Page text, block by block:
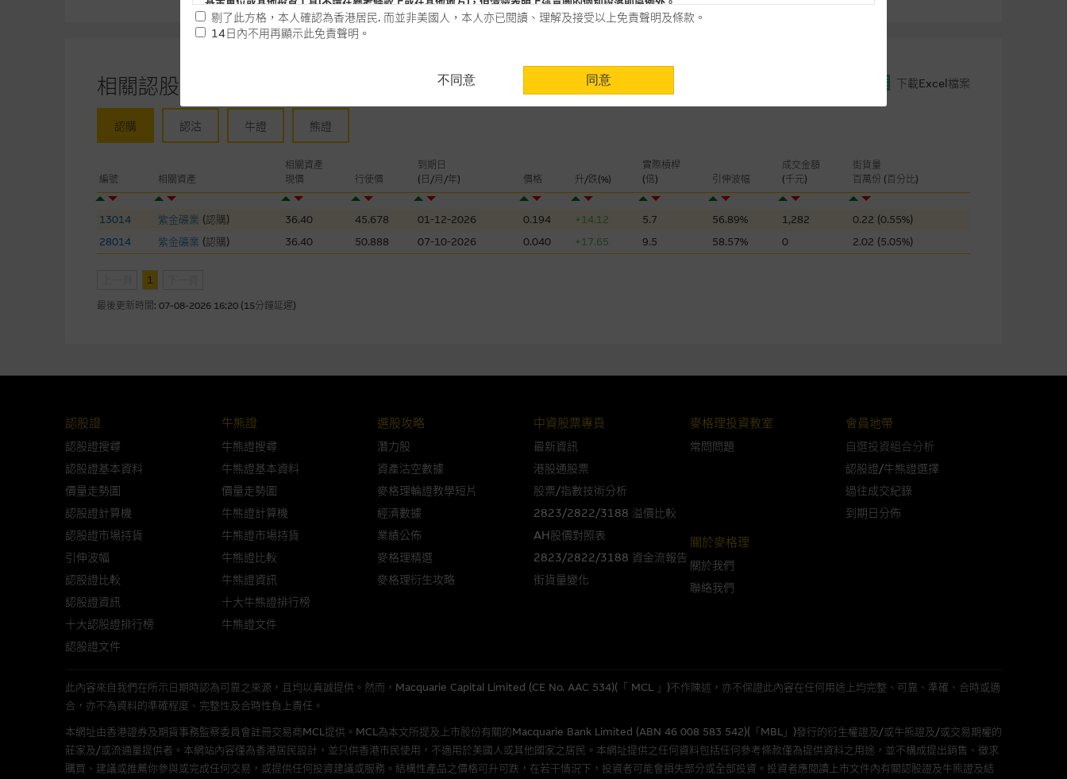
相關認股證/牛熊證 下載Excel檔案
認購 認沽 牛證 熊證
編號 相關資產
相關資產
現價
行使價
到期日
(日/月/年)
價格 升/跌(%)
實際槓桿
(倍)
引伸波幅
成交金額
(千元)
街貨量
百萬份 (百分比)
13014 紫金礦業 (認購) 36.40 45.678 01-12-2026 0.194 +14.12 5.7 56.89% 1,282
0.22 (0.55%)
28014
紫金礦業 (認購) 36.40 50.888 07-10-2026 0.040 +17.65 9.5 58.57% 0 2.02 (5.05%)
1
最後更新時間: 07-08-2026 16:20 (15分鐘延遲)
網站內容來自我們在所示日期時認為可靠之來源，且均以真誠提供。惟麥格理集團並無核實所有網站內容，故就閣下的目的而言，網站內容可能
未必完整或準確。麥格理集團不會，亦沒有義務更新網站內容，或修正任何其後變為明顯失實之地方。網站內容所載的意見、預測及其他資料可
的，因此並不保證該類報價單、公開資料或分析為準確、完整或合理。我們不作陳述，亦不保證任何所示的指示表現或回報將來會實現。過去業
績並不保證將來表現。網站內容來自我們在所示日期時認為可靠之來源，且均以真誠提供，然而，麥格理集團不作陳述，亦不保證網站內容在任
網站內容不構成要約及徵求要約，或作為任何合約的根據，以購買或銷售任何證券、貸款或其他工具。網站內容由麥格理集團所準備的資料編製
在法律最大許可的情況下，麥格理集團及其任何相關公司或其董事、高層職員、僱員或代理人不作陳述，亦不保證網站內容，或任何與本網站相
本使用條款的所有方面均受香港法例管限。
與結構性產品有關的風險
結構性產品並無抵押品，如發行人無力償債或違約，投資者可能無法收回部份或全部應收款項。結構性產品價格可升可跌。過往表現並不反映未
來表現。產品的第二市場可能有限而麥格理資本股份有限公司可能是唯一報價方。閣下應閱讀載于
之上市文件以瞭解結構
性產品的詳情及自行評估箇中風險。如有需要，請徵詢獨立之專業意見。牛熊證備有強制贖回機制可能被提早終止，届時(i) N類牛熊證投資者會
損失全部投資；而(ii)R類牛熊證之剩餘價值則可能為零。
網站連結
本網站或載有連接非由麥格理集團管理的網站的連結。此等連結純為方便閣下取得更多關於市場上相關產品及機構的資訊。麥格理集團對此等網
站的內容及所介紹的產品或服務，均無任何操控權，因此對此等網站的內容及所介紹服務或產品是否準確或合適，不作任何聲明。麥格理集團建
議閣下自行向本網站述及或連接的第三者查詢。此外，載有第三者網站的連結，不應視為該第三者推介本網站。
經由本網站接觸到的軟件應用
部分可經本網站連結下載的軟件程式屬於第三者的產品。閣下使用此等屬於第三者的軟件，須自負全責。此等軟件的使用，可能受軟件持有人訂
出的使用條款約束。
剔了此方格，本人確認為香港居民. 而並非美國人，本人亦已閱讀、理解及接受以上免責聲明及條款。
14日內不用再顯示此免責聲明。
不同意 同意
認股證
認股證搜尋
認股證基本資料
價量走勢圖
認股證計算機
認股證市場持貨
引伸波幅
認股證比較
認股證資訊
十大認股證排行榜
認股證文件
牛熊證
牛熊證搜尋
牛熊證基本資料
價量走勢圖
牛熊證計算機
牛熊證市場持貨
牛熊證比較
牛熊證資訊
十大牛熊證排行榜
牛熊證文件
選股攻略
潛力股
資產沽空數據
麥格理輪證教學短片
經濟數據
業績公佈
麥格理精選
麥格理衍生攻略
中資股票專頁
最新資訊
港股通股票
股票/指數技術分析
2823/2822/3188 溢價比較
AH股價對照表
2823/2822/3188 資金流報告
街貨量變化
麥格理投資教室
常問問題
會員地帶
自選投資組合分析
認股證/牛熊證選擇
過往成交紀錄
到期日分佈
關於麥格理
關於我們
聯絡我們
此內容來自我們在所示日期時認為可靠之來源，且均以真誠提供。然而，Macquarie Capital Limited (CE No. AAC 534)(「 MCL 」)不作陳述，亦不保證此內容在任何用途上均完整、可靠、準確、合時或適
合，亦不為資料的準確程度、完整性及合時性負上責任。
本網址由香港證券及期貨事務監察委員會註冊交易商MCL提供。MCL為本文所提及上市股份有關的Macquarie Bank Limited (ABN 46 008 583 542)(「MBL」)發行的衍生權證及/或牛熊證及/或交易期權的
莊家及/或流通量提供者。本網站內容僅為香港居民設計，並只供香港市民使用，不適用於美國人或其他國家之居民。本網址提供之任何資料包括任何參考條款僅為提供資料之用途，並不構成提出銷售、徵求
購買、建議或推薦你參與或完成任何交易，或提供任何投資建議或服務。結構性產品之價格可升可跌，在若干情況下，投資者可能會損失部分或全部投資。投資者應閱讀上市文件內有關認股證及牛熊證及結